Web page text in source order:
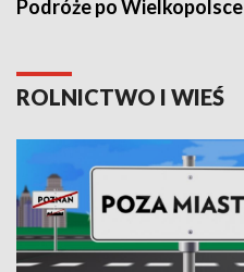
Podróże po Wielkopolsce
ROLNICTWO I WIEŚ